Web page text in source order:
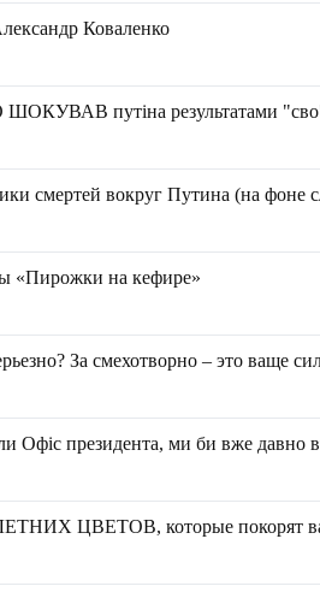
Коваленко
путіна результатами
смертей вокруг Путина (на фоне
«Пирожки на кефире»
За смехотворно – это ваще
Офіс президента, ми би вже давно
ЦВЕТОВ, которые покорят